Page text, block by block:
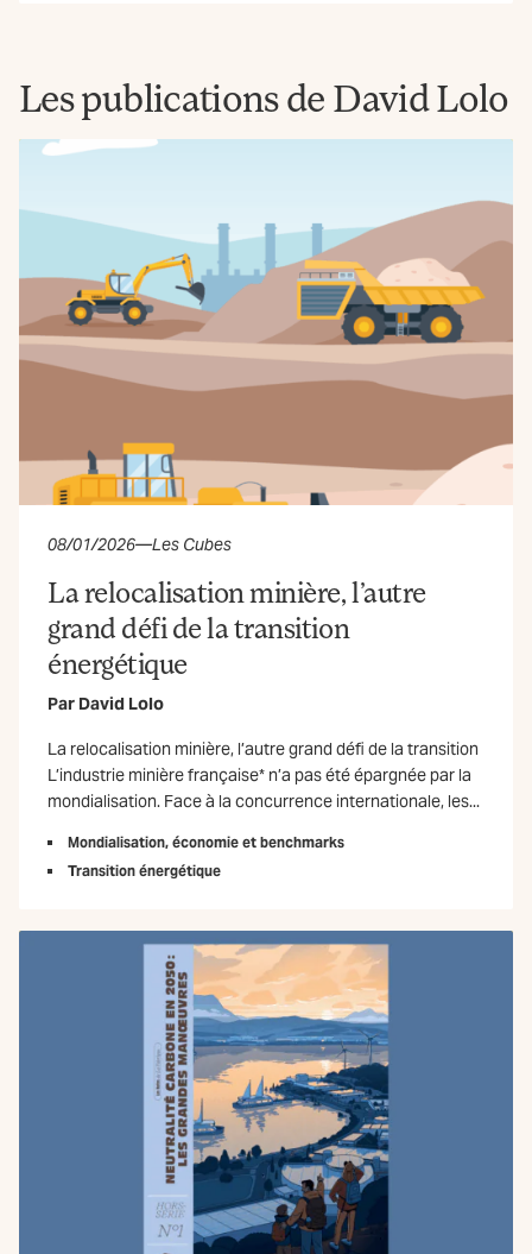
Les publications de David Lolo
08/01/2026—Les Cubes
La relocalisation minière, l’autre
grand défi de la transition
énergétique
Par David Lolo
La relocalisation minière, l’autre grand défi de la transition
L’industrie minière française* n’a pas été épargnée par la
mondialisation. Face à la concurrence internationale, les...
Mondialisation, économie et benchmarks
Transition énergétique